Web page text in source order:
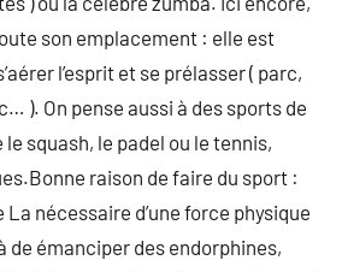
son emplacement : elle est
l’esprit et se prélasser ( parc,
). On pense aussi à des sports de
squash, le padel ou le tennis,
raison de faire du sport :
nécessaire d’une force physique
de émanciper des endorphines,